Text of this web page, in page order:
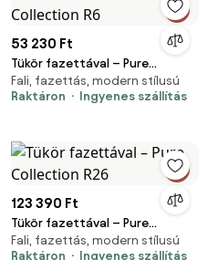
53 230 Ft
Tükör fazettával – Pure
Collection R6
Fali, fazettás, modern stílusú
Raktáron
Ingyenes szállítás
123 390 Ft
Tükör fazettával – Pure
Collection R26
Fali, fazettás, modern stílusú
Raktáron
Ingyenes szállítás